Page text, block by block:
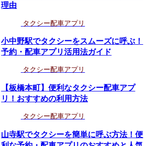
理由
タクシー配車アプリ
小中野駅でタクシーをスムーズに呼ぶ！
予約・配車アプリ活用法ガイド
タクシー配車アプリ
【板橋本町】便利なタクシー配車アプ
リ！おすすめの利用方法
タクシー配車アプリ
山寺駅でタクシーを簡単に呼ぶ方法！便